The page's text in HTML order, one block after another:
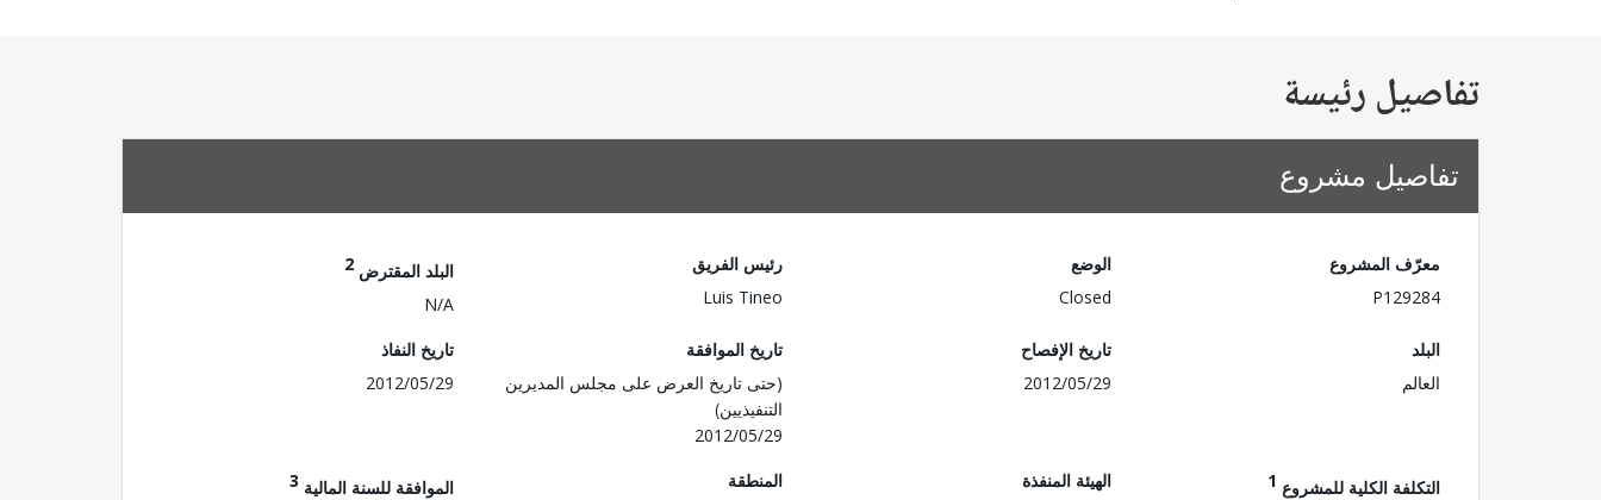
تفاصيل رئيسة
تفاصيل مشروع
معرّف المشروع
P129284
الوضع
Closed
رئيس الفريق
Luis Tineo
البلد المقترض 2
N/A
البلد
العالم
تاريخ الإفصاح
2012/05/29
تاريخ الموافقة
(حتى تاريخ العرض على مجلس المديرين
التنفيذيين)
2012/05/29
تاريخ النفاذ
2012/05/29
التكلفة الكلية للمشروع 1
الهيئة المنفذة
المنطقة
الموافقة للسنة المالية 3